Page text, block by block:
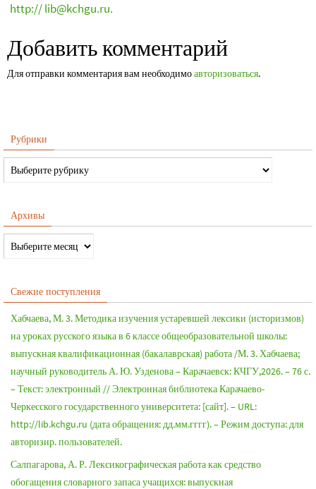
http:// lib@kchgu.ru.
Добавить комментарий
Для отправки комментария вам необходимоавторизоваться.
Рубрики
Архивы
Свежие поступления
Хабчаева, М. 3. Методика изучения устаревшей лексики (историзмов)
на уроках русского языка в 6 классе общеобразовательной школы:
выпускная квалификационная (бакалаврская) работа /М. 3. Хабчаева;
научный руководитель А. Ю. Узденова – Карачаевск: КЧГУ,2026. – 76 с.
– Текст: электронный // Электронная библиотека Карачаево-
Черкесского государственного университета: [сайт]. – URL:
http://lib.kchgu.ru (дата обращения: дд.мм.гггг). – Режим доступа: для
авторизир. пользователей.
Салпагарова, А. Р. Лексикографическая работа как средство
обогащения словарного запаса учащихся: выпускная